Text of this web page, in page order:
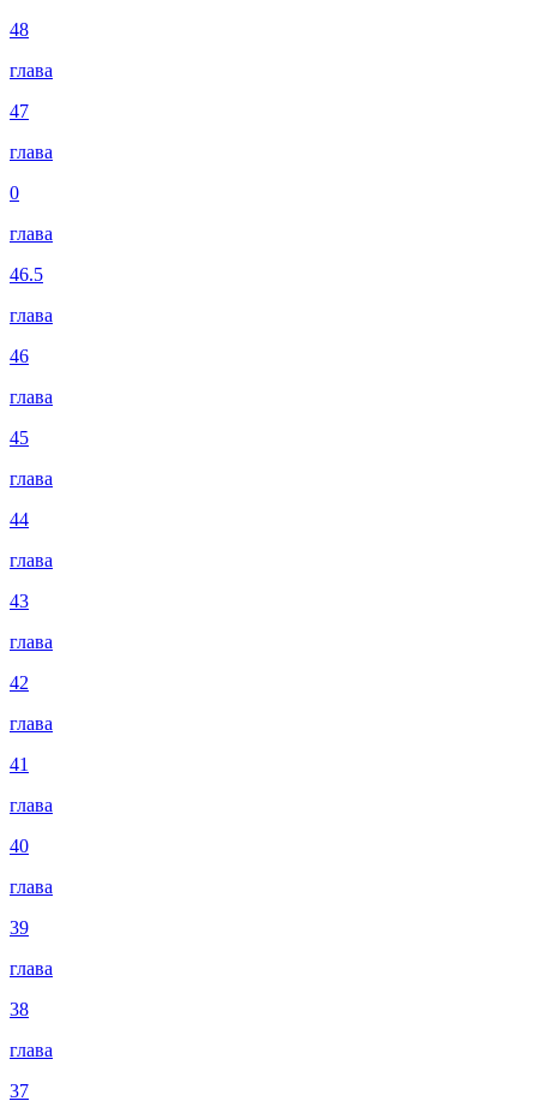
48
глава
47
глава
0
глава
46.5
глава
46
глава
45
глава
44
глава
43
глава
42
глава
41
глава
40
глава
39
глава
38
глава
37